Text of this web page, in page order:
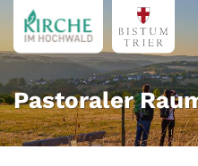
Zum Inhalt springen
Pastoraler